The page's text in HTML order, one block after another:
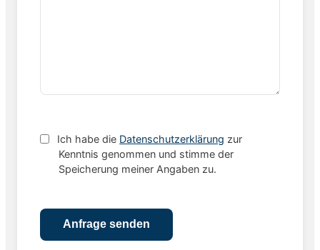
Ich habe die Datenschutzerklärung zur
Kenntnis genommen und stimme der
Speicherung meiner Angaben zu.